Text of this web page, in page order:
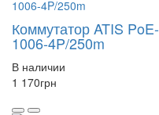
Коммутатор ATIS PoE-
1006-4P/250m
В наличии
1 170грн